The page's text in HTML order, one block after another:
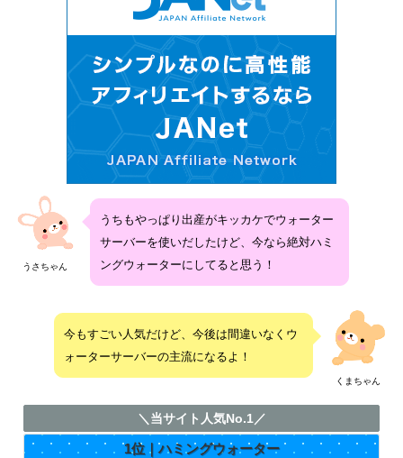
うさちゃん
うちもやっぱり出産がキッカケでウォーター
サーバーを使いだしたけど、今なら絶対ハミ
ングウォーターにしてると思う！
くまちゃん
今もすごい人気だけど、今後は間違いなくウ
ォーターサーバーの主流になるよ！
＼当サイト人気No.1／
1位｜ハミングウォーター